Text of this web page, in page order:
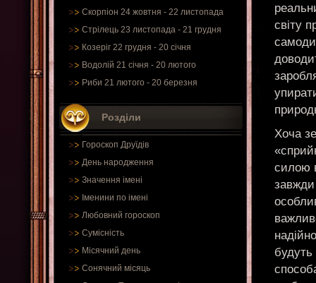
Скорпіон 24 жовтня - 22 листопада
Стрілець 23 листопада - 21 грудня
Козеріг 22 грудня - 20 січня
Водолій 21 січня - 20 лютого
Риби 21 лютого - 20 березня
Розділи
Гороскоп Друїдів
День народження
Значення імені
Іменини по імені
Любовний гороскоп
Сумісність
Місячний день
Сонячний місяць
світу
Хоча
силою
завжди